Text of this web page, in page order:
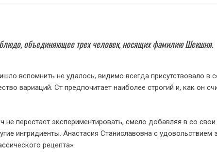
объединяющее трех человек, носящих фамилию Шекшня.
вспомнить не удалось, видимо всегда присутствовало
вариаций. Ст предпочитает наиболее строгий и, как он
не перестает экспериментировать, смело добавляя в со
ингридиенты. Анастасия Станиславовна с
рецепта».